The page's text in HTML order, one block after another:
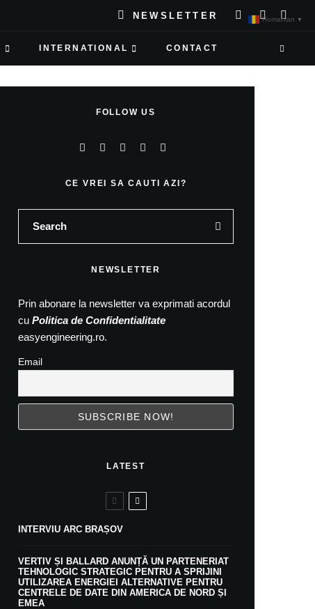
NEWSLETTER
INTERNATIONAL CONTACT
FOLLOW US
CE VREI SA CAUTI AZI?
NEWSLETTER
Prin abonare la newsletter va exprimati acordul
cu Politica de Confidentialitate
easyengineering.ro.
Email
LATEST
INTERVIU ARC BRAȘOV
VERTIV ȘI BALLARD ANUNȚĂ UN PARTENERIAT
TEHNOLOGIC STRATEGIC PENTRU A SPRIJINI
UTILIZAREA ENERGIEI ALTERNATIVE PENTRU
CENTRELE DE DATE DIN AMERICA DE NORD ȘI
EMEA
Romanian ▼